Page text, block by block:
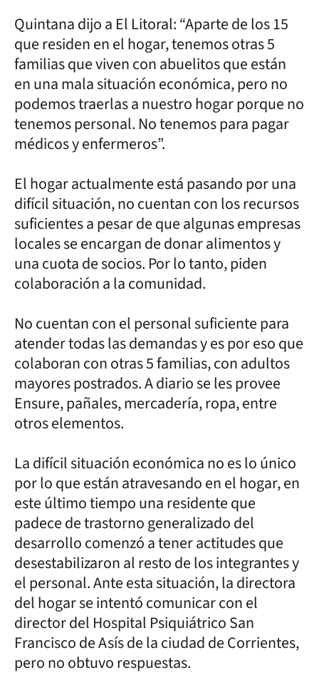
Quintana dijo a El Litoral: “Aparte de los 15
que residen en el hogar, tenemos otras 5
familias que viven con abuelitos que están
en una mala situación económica, pero no
podemos traerlas a nuestro hogar porque no
tenemos personal. No tenemos para pagar
médicos y enfermeros”.
El hogar actualmente está pasando por una
difícil situación, no cuentan con los recursos
suficientes a pesar de que algunas empresas
locales se encargan de donar alimentos y
una cuota de socios. Por lo tanto, piden
colaboración a la comunidad.
No cuentan con el personal suficiente para
atender todas las demandas y es por eso que
colaboran con otras 5 familias, con adultos
mayores postrados. A diario se les provee
Ensure, pañales, mercadería, ropa, entre
otros elementos.
La difícil situación económica no es lo único
por lo que están atravesando en el hogar, en
este último tiempo una residente que
padece de trastorno generalizado del
desarrollo comenzó a tener actitudes que
desestabilizaron al resto de los integrantes y
el personal. Ante esta situación, la directora
del hogar se intentó comunicar con el
director del Hospital Psiquiátrico San
Francisco de Asís de la ciudad de Corrientes,
pero no obtuvo respuestas.